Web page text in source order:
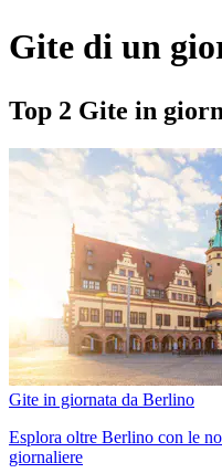
Gite di un
Top 2 Gite in
Gite in giornata da Berlino
Esplora oltre Berlino con le
giornaliere